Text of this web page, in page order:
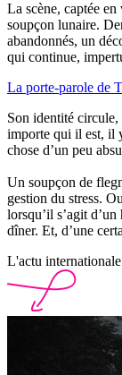
La scène, captée
soupçon lunaire.
abandonnés, un
qui continue,
La porte-parole de
Son identité circule,
importe qui il est, il
chose d’un peu
Un soupçon de
gestion du stress.
lorsqu’il s’agit
dîner. Et, d’une
L'actu